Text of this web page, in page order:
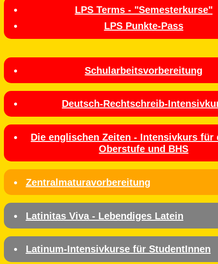
LPS Terms - "Semesterkurse"
LPS Punkte-Pass
Schularbeitsvorbereitung
Deutsch-Rechtschreib-
Die englischen Zeiten - Intensivkurs für
Oberstufe und BHS
Zentralmaturavorbereitung
Latinitas Viva - Lebendiges Latein
Latinum-Intensivkurse für StudentInnen